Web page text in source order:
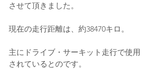
させて頂きました。
現在の走行距離は、約38470キロ。
主にドライブ・サーキット走行で使用
されているとのです。